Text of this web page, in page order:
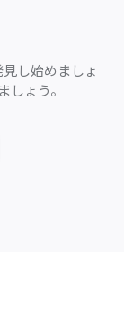
し始めましょ
しょう。